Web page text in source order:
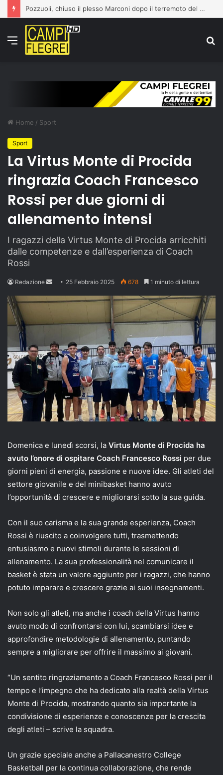
Pozzuoli, chiuso il plesso Marconi dopo il terremoto del 31 luglio: edificio dichiarato inagibile
Menu
Home / Sport
Sport
La Virtus Monte di Procida
ringrazia Coach Francesco
Rossi per due giorni di
allenamento intensi
I ragazzi della Virtus Monte di Procida arricchiti
dalle competenze e dall’esperienza di Coach
Rossi
Redazione
Send 25 Febbraio 2025 678 1 minuto di lettura
Domenica e lunedì scorsi, la Virtus Monte di Procida ha
avuto l’onore di ospitare Coach Francesco Rossi per due
giorni pieni di energia, passione e nuove idee. Gli atleti del
settore giovanile e del minibasket hanno avuto
l’opportunità di crescere e migliorarsi sotto la sua guida.
Con il suo carisma e la sua grande esperienza, Coach
Rossi è riuscito a coinvolgere tutti, trasmettendo
entusiasmo e nuovi stimoli durante le sessioni di
allenamento. La sua professionalità nel comunicare il
basket è stata un valore aggiunto per i ragazzi, che hanno
potuto imparare e crescere grazie ai suoi insegnamenti.
Non solo gli atleti, ma anche i coach della Virtus hanno
avuto modo di confrontarsi con lui, scambiarsi idee e
approfondire metodologie di allenamento, puntando
sempre a migliorare per offrire il massimo ai giovani.
“Un sentito ringraziamento a Coach Francesco Rossi per il
tempo e l’impegno che ha dedicato alla realtà della Virtus
Monte di Procida, mostrando quanto sia importante la
condivisione di esperienze e conoscenze per la crescita
degli atleti – scrive la squadra.
Un grazie speciale anche a Pallacanestro College
Basketball per la continua collaborazione, che rende